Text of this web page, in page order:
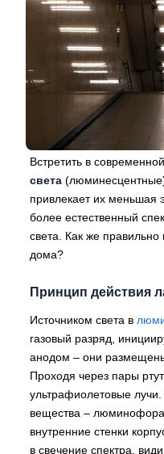
Встретить в
света
привлекает их меньшая
более естественный
света. Как же правильно
дома?
Принцип действия
Источником света в
газовый разряд,
анодом – они
Проходя через пары
ультрафиолетовые
вещества –
внутренние стенки
в свечение спектра,